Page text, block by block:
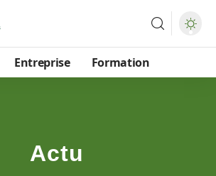
Entreprise Formation
Actu